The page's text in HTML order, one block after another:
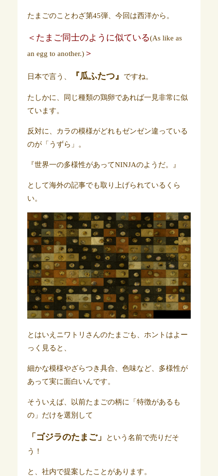
たまごのことわざ第45弾、今回は西洋から。
＜たまご同士のように似ている(As like as
an egg to another.)＞
日本で言う、 『瓜ふたつ』 ですね。
たしかに、同じ種類の鶏卵であれば一見非常に似
ています。
反対に、カラの模様がどれもゼンゼン違っている
のが「うずら」。
『世界一の多様性があってNINJAのようだ。』
として海外の記事でも取り上げられているくら
い。
とはいえニワトリさんのたまごも、ホントはよー
っく見ると、
細かな模様やざらつき具合、色味など、多様性が
あって実に面白いんです。
そういえば、以前たまごの柄に「特徴があるも
の」だけを選別して
「ゴジラのたまご」
という名前で売りだそ
う！
と、社内で提案したことがあります。